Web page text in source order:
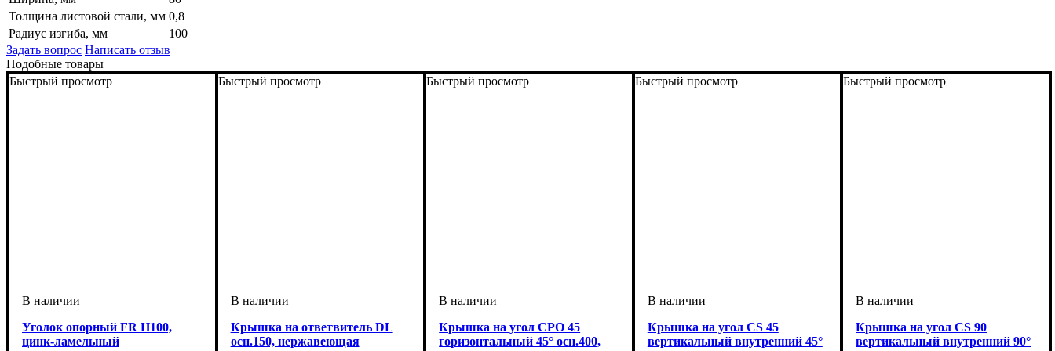
Толщина листовой стали, мм 0,8
Радиус изгиба, мм
100
Задать вопрос Написать отзыв
Подобные товары
Быстрый просмотр
Уголок опорный FR H100,
цинк-ламельный
Быстрый просмотр
Крышка на ответвитель DL
осн.150, нержавеющая
Быстрый просмотр
Крышка на угол CPO 45
горизонтальный 45° осн.400,
Быстрый просмотр
Крышка на угол CS 45
вертикальный внутренний 45°
Быстрый просмотр
Крышка на угол CS 90
вертикальный внутренний 90°